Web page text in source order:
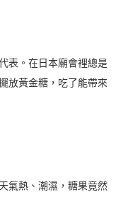
表。在日本廟會裡總是
放黃金糖，吃了能帶來
氣熱、潮濕，糖果竟然